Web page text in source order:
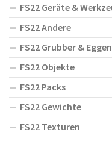
FS22 Geräte &
FS22 Andere
FS22 Grubber & Eggen
FS22 Objekte
FS22 Packs
FS22 Gewichte
FS22 Texturen